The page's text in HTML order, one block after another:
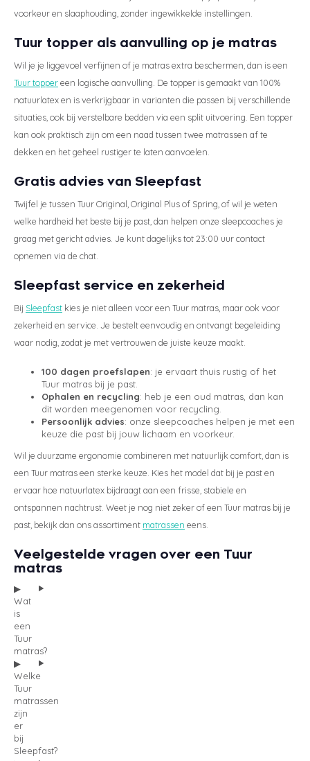
voorkeur en slaaphouding, zonder ingewikkelde instellingen.
Tuur topper als aanvulling op je matras
Wil je je liggevoel verfijnen of je matras extra beschermen, dan is een
Tuur toppereen logische aanvulling. De topper is gemaakt van 100%
natuurlatex en is verkrijgbaar in varianten die passen bij verschillende
situaties, ook bij verstelbare bedden via een split uitvoering. Een topper
kan ook praktisch zijn om een naad tussen twee matrassen af te
dekken en het geheel rustiger te laten aanvoelen.
Gratis advies van Sleepfast
Twijfel je tussen Tuur Original, Original Plus of Spring, of wil je weten
welke hardheid het beste bij je past, dan helpen onze sleepcoaches je
graag met gericht advies. Je kunt dagelijks tot 23:00 uur contact
opnemen via de chat.
Sleepfast service en zekerheid
Bij Sleepfast kies je niet alleen voor een Tuur matras, maar ook voor
zekerheid en service. Je bestelt eenvoudig en ontvangt begeleiding
waar nodig, zodat je met vertrouwen de juiste keuze maakt.
100 dagen proefslapen: je ervaart thuis rustig of het
Tuur matras bij je past.
Ophalen en recycling: heb je een oud matras, dan kan
dit worden meegenomen voor recycling.
Persoonlijk advies: onze sleepcoaches helpen je met een
keuze die past bij jouw lichaam en voorkeur.
Wil je duurzame ergonomie combineren met natuurlijk comfort, dan is
een Tuur matras een sterke keuze. Kies het model dat bij je past en
ervaar hoe natuurlatex bijdraagt aan een frisse, stabiele en
ontspannen nachtrust. Weet je nog niet zeker of een Tuur matras bij je
past, bekijk dan ons assortiment matrassen eens.
Veelgestelde vragen over een Tuur
matras
Wat
is
een
Tuur
matras?
Welke
Tuur
matrassen
zijn
er
bij
Sleepfast?